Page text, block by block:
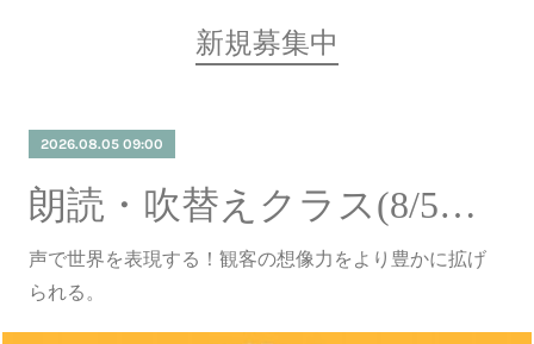
新規募集中
2026.08.05 09:00
朗読・吹替えクラス(8/5更新)
声で世界を表現する！観客の想像力をより豊かに拡げ
られる。